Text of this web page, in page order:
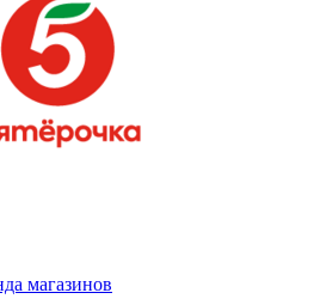
магазинов